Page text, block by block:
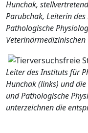
Hunchak,
Parubchak, Leiterin
Pathologische
Leiter des Instituts für
Hunchak (links) und
und Pathologische
unterzeichnen die